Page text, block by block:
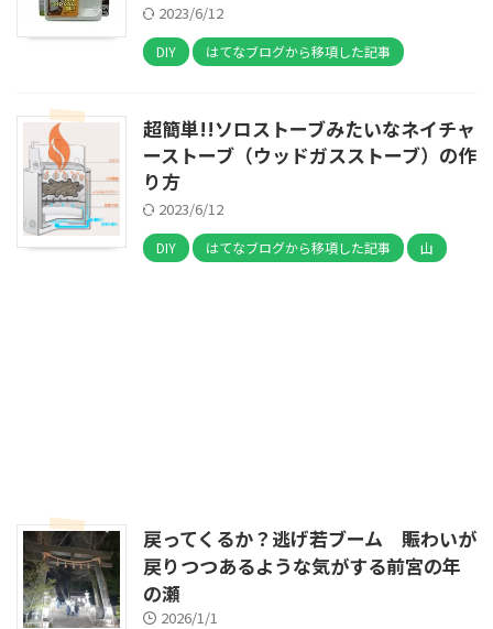
2023/6/12
DIY はてなブログから移項した記事
超簡単!!ソロストーブみたいなネイチャ
ーストーブ（ウッドガスストーブ）の作
り方
2023/6/12
DIY はてなブログから移項した記事 山
戻ってくるか？逃げ若ブーム 賑わいが
戻りつつあるような気がする前宮の年
の瀬
2026/1/1